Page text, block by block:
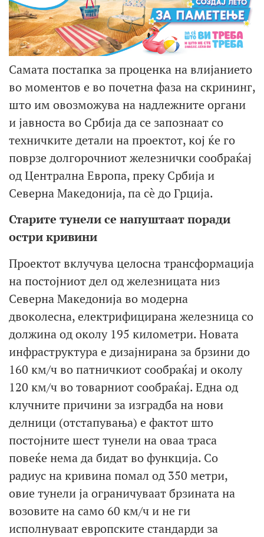
Самата постапка за проценка на влијанието
во моментов е во почетна фаза на скрининг,
што им овозможува на надлежните органи
и јавноста во Србија да се запознаат со
техничките детали на проектот, кој ќе го
поврзе долгорочниот железнички сообраќај
од Централна Европа, преку Србија и
Северна Македонија, па сè до Грција.
Старите тунели се напуштаат поради
остри кривини
Проектот вклучува целосна трансформација
на постојниот дел од железницата низ
Северна Македонија во модерна
двоколесна, електрифицирана железница со
должина од околу 195 километри. Новата
инфраструктура е дизајнирана за брзини до
160 км/ч во патничкиот сообраќај и околу
120 км/ч во товарниот сообраќај. Една од
клучните причини за изградба на нови
делници (отстапувања) е фактот што
постојните шест тунели на оваа траса
повеќе нема да бидат во функција. Со
радиус на кривина помал од 350 метри,
овие тунели ја ограничуваат брзината на
возовите на само 60 км/ч и не ги
исполнуваат европските стандарди за